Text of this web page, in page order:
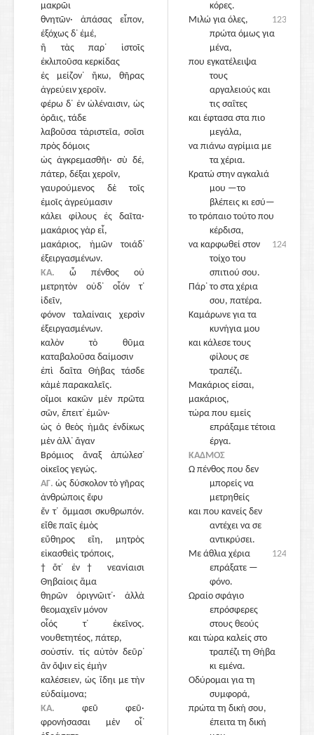
μακρῶι
θνητῶν· ἁπάσας εἶπον,
ἐξόχως δ᾽ ἐμέ,
ἣ τὰς παρ᾽ ἱστοῖς
ἐκλιποῦσα κερκίδας
ἐς μείζον᾽ ἥκω, θῆρας
ἀγρεύειν χεροῖν.
φέρω δ᾽ ἐν ὠλέναισιν, ὡς
ὁρᾶις, τάδε
λαβοῦσα τἀριστεῖα, σοῖσι
πρὸς δόμοις
ὡς ἀγκρεμασθῆι· σὺ δέ,
πάτερ, δέξαι χεροῖν,
γαυρούμενος δὲ τοῖς
ἐμοῖς ἀγρεύμασιν
κάλει φίλους ἐς δαῖτα·
μακάριος γὰρ εἶ,
μακάριος, ἡμῶν τοιάδ᾽
ἐξειργασμένων.
ΚΑ. ὦ πένθος οὐ
μετρητὸν οὐδ᾽ οἷόν τ᾽
ἰδεῖν,
φόνον ταλαίναις χερσὶν
ἐξειργασμένων.
καλὸν τὸ θῦμα
καταβαλοῦσα δαίμοσιν
ἐπὶ δαῖτα Θήβας τάσδε
κἀμὲ παρακαλεῖς.
οἴμοι κακῶν μὲν πρῶτα
σῶν, ἔπειτ᾽ ἐμῶν·
ὡς ὁ θεὸς ἡμᾶς ἐνδίκως
μὲν ἀλλ᾽ ἄγαν
Βρόμιος ἄναξ ἀπώλεσ᾽
οἰκεῖος γεγώς.
ΑΓ. ὡς δύσκολον τὸ γῆρας
ἀνθρώποις ἔφυ
ἔν τ᾽ ὄμμασι σκυθρωπόν.
εἴθε παῖς ἐμὸς
εὔθηρος εἴη, μητρὸς
εἰκασθεὶς τρόποις,
†ὅτ᾽ ἐν† νεανίαισι
Θηβαίοις ἅμα
θηρῶν ὀριγνῶιτ᾽· ἀλλὰ
θεομαχεῖν μόνον
οἷός τ᾽ ἐκεῖνος.
νουθετητέος, πάτερ,
σοὐστίν. τίς αὐτὸν δεῦρ᾽
ἂν ὄψιν εἰς ἐμὴν
καλέσειεν, ὡς ἴδηι με τὴν
εὐδαίμονα;
ΚΑ. φεῦ φεῦ·
φρονήσασαι μὲν οἷ᾽
κόρες.
1235
Μιλώ για όλες,
πρώτα όμως για
μένα,
που εγκατέλειψα
τους
αργαλειούς και
τις σαΐτες
και έφτασα στα πιο
μεγάλα,
να πιάνω αγρίμια με
τα χέρια.
Κρατώ στην αγκαλιά
μου —το
βλέπεις κι εσύ—
το τρόπαιο τούτο που
κέρδισα,
1240
να καρφωθεί στον
τοίχο του
σπιτιού σου.
Πάρ᾽ το στα χέρια
σου, πατέρα.
Καμάρωνε για τα
κυνήγια μου
και κάλεσε τους
φίλους σε
τραπέζι.
Μακάριος είσαι,
μακάριος,
τώρα που εμείς
επράξαμε τέτοια
έργα.
ΚΑΔΜΟΣ
Ω πένθος που δεν
μπορείς να
μετρηθείς
και που κανείς δεν
αντέχει να σε
αντικρύσει.
1245
Με άθλια χέρια
επράξατε —
φόνο.
Ωραίο σφάγιο
επρόσφερες
στους θεούς
και τώρα καλείς στο
τραπέζι τη Θήβα
κι εμένα.
Οδύρομαι για τη
συμφορά,
πρώτα τη δική σου,
έπειτα τη δική